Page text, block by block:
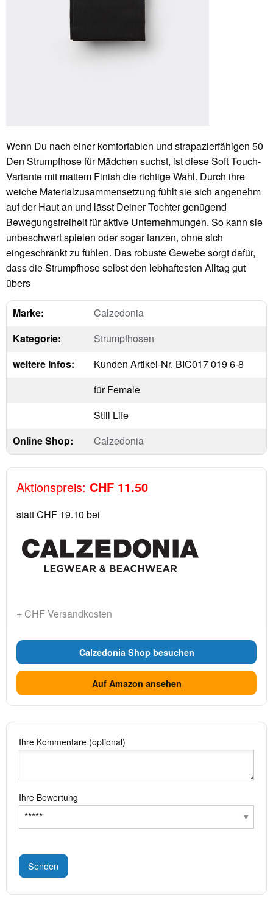
Wenn Du nach einer komfortablen und strapazierfähigen 50
Den Strumpfhose für Mädchen suchst, ist diese Soft Touch-
Variante mit mattem Finish die richtige Wahl. Durch ihre
weiche Materialzusammensetzung fühlt sie sich angenehm
auf der Haut an und lässt Deiner Tochter genügend
Bewegungsfreiheit für aktive Unternehmungen. So kann sie
unbeschwert spielen oder sogar tanzen, ohne sich
eingeschränkt zu fühlen. Das robuste Gewebe sorgt dafür,
dass die Strumpfhose selbst den lebhaftesten Alltag gut
übers
Marke:
Calzedonia
Kategorie:
Strumpfhosen
weitere Infos:
Kunden Artikel-Nr. BIC017 019 6-8
für Female
Still Life
Online Shop:
Calzedonia
Aktionspreis: CHF 11.50
stattCHF 19.10bei
+ CHF Versandkosten
Calzedonia Shop besuchen
Auf Amazon ansehen
Ihre Kommentare (optional)
Ihre Bewertung
Senden